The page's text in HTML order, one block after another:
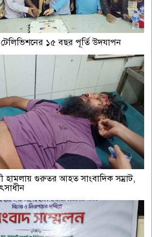
টেলিভিশনের ১৫ বছর পূর্তি উদযাপন
হামলায় গুরুতর আহত সাংবাদিক সম্রাট,